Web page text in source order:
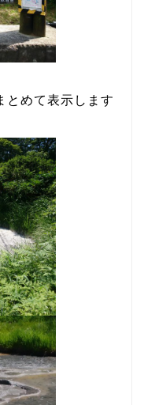
とめて表示します